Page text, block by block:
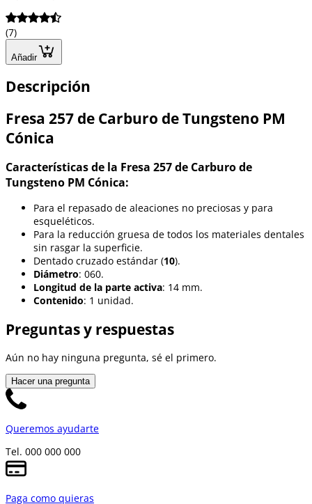
(7)
Añadir
Descripción
Fresa 257 de Carburo de Tungsteno PM
Cónica
Características de la Fresa 257 de Carburo de
Tungsteno PM Cónica:
Para el repasado de aleaciones no preciosas y para
esqueléticos.
Para la reducción gruesa de todos los materiales dentales
sin rasgar la superficie.
Dentado cruzado estándar (10).
Diámetro: 060.
Longitud de la parte activa: 14 mm.
Contenido: 1 unidad.
Preguntas y respuestas
Aún no hay ninguna pregunta, sé el primero.
Hacer una pregunta
Queremos ayudarte
Tel. 000 000 000
Paga como quieras